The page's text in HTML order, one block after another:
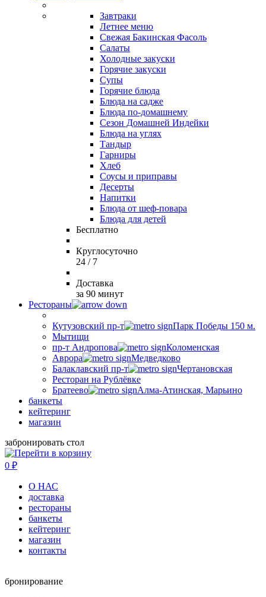
Завтраки
Летнее меню
Свежая Бакинская Фасоль
Салаты
Холодные закуски
Горячие закуски
Супы
Горячие блюда
Блюда на садже
Блюда по-домашнему
Сезон Домашней Индейки
Блюда на углях
Тандыр
Гарниры
Хлеб
Соусы и приправы
Десерты
Напитки
Блюда от шеф-повара
Блюда для детей
Бесплатно
Круглосуточно
24 / 7
Доставка
за 90 минут
Рестораны
Кутузовский пр-т
Парк Победы 150 м.
Мытищи
пр-т Андропова
Коломенская
Аврора
Медведково
Балаклавский пр-т
Чертановская
Ресторан на Рублёвке
Братеево
Алма-Атинская, Марьино
банкеты
кейтеринг
магазин
забронировать стол
0 ₽
О НАС
доставка
рестораны
банкеты
кейтеринг
магазин
контакты
бронирование